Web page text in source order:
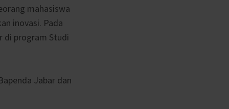
mahasiswa
inovasi. Pada
di program Studi
Jabar dan